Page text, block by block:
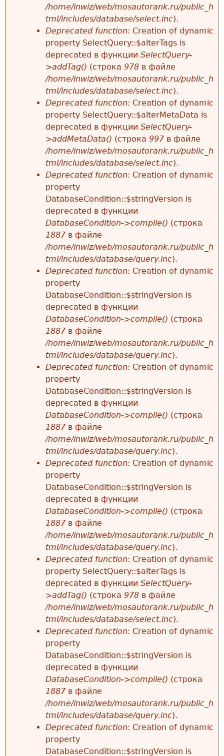
/home/inwiz/web/mosautorank.ru/public_h
tml/includes/database/select.inc).
Deprecated function: Creation of dynamic
property SelectQuery::$alterTags is
deprecated в функции SelectQuery-
>addTag() (строка 978 в файле
/home/inwiz/web/mosautorank.ru/public_h
tml/includes/database/select.inc).
Deprecated function: Creation of dynamic
property SelectQuery::$alterMetaData is
deprecated в функции SelectQuery-
>addMetaData() (строка 997 в файле
/home/inwiz/web/mosautorank.ru/public_h
tml/includes/database/select.inc).
Deprecated function: Creation of dynamic
property
DatabaseCondition::$stringVersion is
deprecated в функции
DatabaseCondition->compile() (строка
1887 в файле
/home/inwiz/web/mosautorank.ru/public_h
tml/includes/database/query.inc).
Deprecated function: Creation of dynamic
property
DatabaseCondition::$stringVersion is
deprecated в функции
DatabaseCondition->compile() (строка
1887 в файле
/home/inwiz/web/mosautorank.ru/public_h
tml/includes/database/query.inc).
Deprecated function: Creation of dynamic
property
DatabaseCondition::$stringVersion is
deprecated в функции
DatabaseCondition->compile() (строка
1887 в файле
/home/inwiz/web/mosautorank.ru/public_h
tml/includes/database/query.inc).
Deprecated function: Creation of dynamic
property
DatabaseCondition::$stringVersion is
deprecated в функции
DatabaseCondition->compile() (строка
1887 в файле
/home/inwiz/web/mosautorank.ru/public_h
tml/includes/database/query.inc).
Deprecated function: Creation of dynamic
property SelectQuery::$alterTags is
deprecated в функции SelectQuery-
>addTag() (строка 978 в файле
/home/inwiz/web/mosautorank.ru/public_h
tml/includes/database/select.inc).
Deprecated function: Creation of dynamic
property
DatabaseCondition::$stringVersion is
deprecated в функции
DatabaseCondition->compile() (строка
1887 в файле
/home/inwiz/web/mosautorank.ru/public_h
tml/includes/database/query.inc).
Deprecated function: Creation of dynamic
property
DatabaseCondition::$stringVersion is